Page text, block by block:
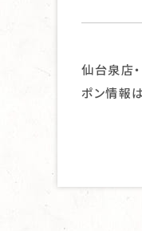
仙台泉店
ポン情報